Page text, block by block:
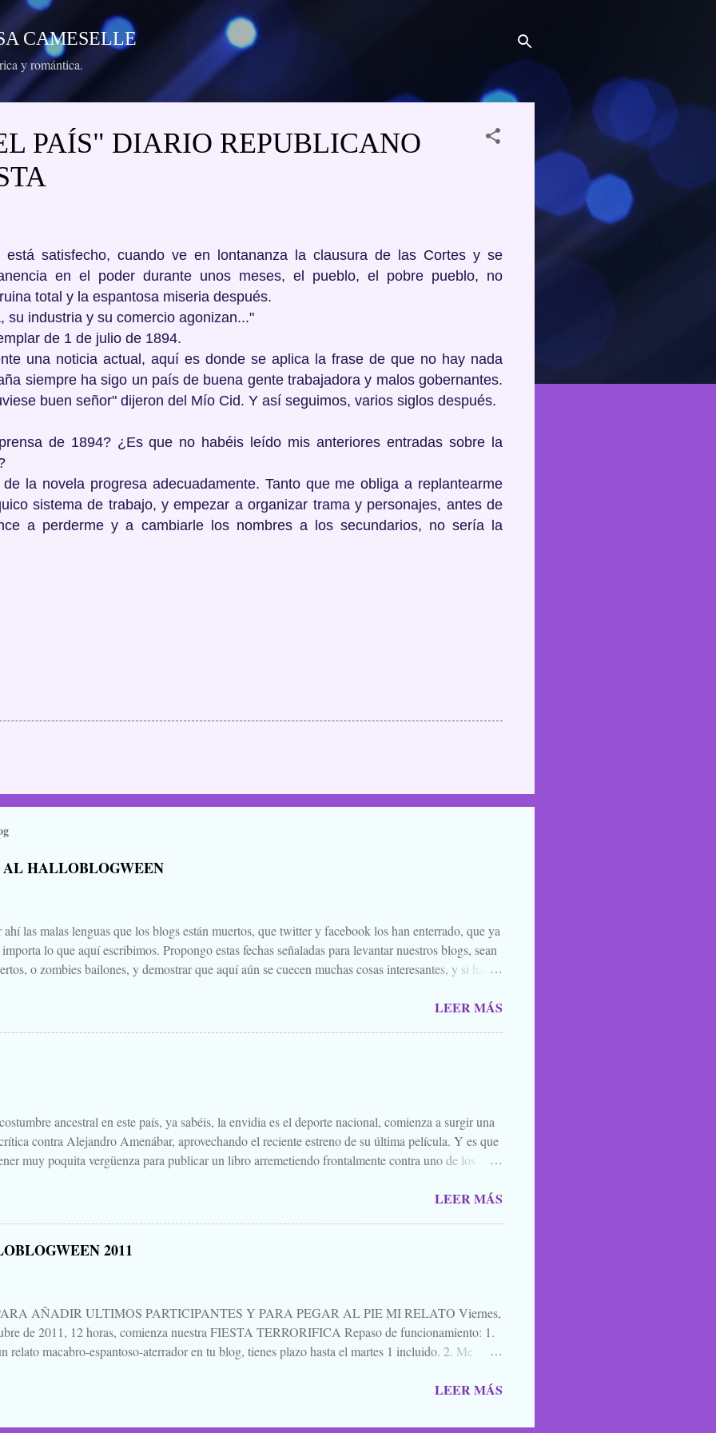
Ir al contenido principal
CAMESELLE
y romántica.
PAÍS" DIARIO REPUBLICANO
está satisfecho, cuando ve en lontananza la clausura de las Cortes y se
en el poder durante unos meses, el pueblo, el pobre pueblo, no
total y la espantosa miseria después.
su industria y su comercio agonizan..."
de 1 de julio de 1894.
una noticia actual, aquí es donde se aplica la frase de que no hay nada
siempre ha sigo un país de buena gente trabajadora y malos gobernantes.
buen señor" dijeron del Mío Cid. Y así seguimos, varios siglos después.
de 1894? ¿Es que no habéis leído mis anteriores entradas sobre la
la novela progresa adecuadamente. Tanto que me obliga a replantearme
sistema de trabajo, y empezar a organizar trama y personajes, antes de
a perderme y a cambiarle los nombres a los secundarios, no sería la
AL HALLOBLOGWEEN
las malas lenguas que los blogs están muertos, que twitter y facebook los han enterrado, que ya
lo que aquí escribimos. Propongo estas fechas señaladas para levantar nuestros blogs, sean
o zombies bailones, y demostrar que aquí aún se cuecen muchas cosas interesantes, y si hace
Comienza el .... Os convoco a todos, amigos, conocidos, amigos de amigos, blogueros en
LEER MÁS
ancestral en este país, ya sabéis, la envidia es el deporte nacional, comienza a surgir una
contra Alejandro Amenábar, aprovechando el reciente estreno de su última película. Y es que
muy poquita vergüenza para publicar un libro arremetiendo frontalmente contra uno de los
sales de la sala es "no parece cine español", decía, que hay que tener mucha caradura para
está Google. Tampoco quiero hablar mucho de "Agora", porque no es una película para
LEER MÁS
2011
AÑADIR ULTIMOS PARTICIPANTES Y PARA PEGAR AL PIE MI RELATO Viernes,
de 2011, 12 horas, comienza nuestra FIESTA TERRORIFICA Repaso de funcionamiento: 1.
relato macabro-espantoso-aterrador en tu blog, tienes plazo hasta el martes 1 incluido. 2. Me
vas saltando de blog en blog, de relato en relato, dejando un comentario, un saludo, una
eso. Venga, la noche de brujas se acerca, la Santa Compaña se asoma en los caminos, los
LEER MÁS